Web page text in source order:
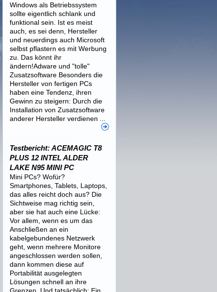
Windows als Betriebssystem
sollte eigentlich schlank und
funktional sein. Ist es meist
auch, es sei denn, Hersteller
und neuerdings auch Microsoft
selbst pflastern es mit Werbung
zu. Das könnt ihr
ändern!Adware und "tolle"
Zusatzsoftware Besonders die
Hersteller von fertigen PCs
haben eine Tendenz, ihren
Gewinn zu steigern: Durch die
Installation von Zusatzsoftware
anderer Hersteller verdienen ...
Testbericht: ACEMAGIC T8
PLUS 12 INTEL ALDER
LAKE N95 MINI PC
Mini PCs? Wofür?
Smartphones, Tablets, Laptops,
das alles reicht doch aus? Die
Sichtweise mag richtig sein,
aber sie hat auch eine Lücke:
Vor allem, wenn es um das
Anschließen an ein
kabelgebundenes Netzwerk
geht, wenn mehrere Monitore
angeschlossen werden sollen,
dann kommen diese auf
Portabilität ausgelegten
Lösungen schnell an ihre